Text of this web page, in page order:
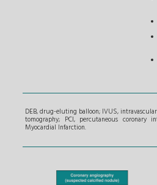
DEB, drug-eluting balloon; IVUS,
tomography; PCI, percutaneous coronary
Myocardial Infarction.